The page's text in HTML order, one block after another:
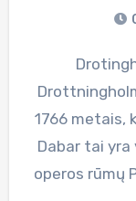
Drotingholmo rūmų teatras (šved.k.
1766 metais,
Dabar tai yra
operos rūmų